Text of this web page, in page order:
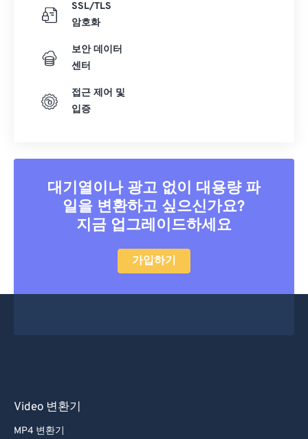
SSL/TLS
암호화
보안 데이터
센터
접근 제어 및
입증
대기열이나 광고 없이 대용량 파
일을 변환하고 싶으신가요?
지금 업그레이드하세요
가입하기
Video 변환기
MP4 변환기